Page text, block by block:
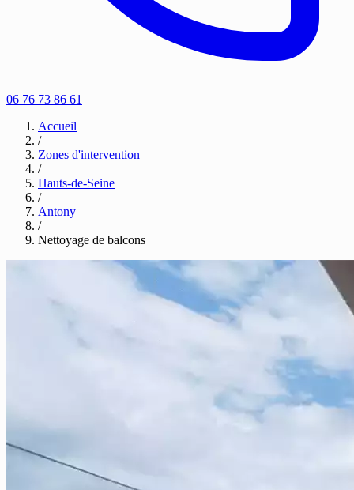
06 76 73 86 61
Accueil
/
Zones d'intervention
/
Hauts-de-Seine
/
Antony
/
Nettoyage de balcons